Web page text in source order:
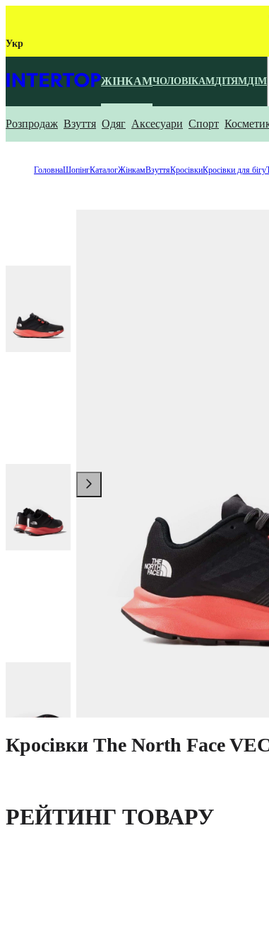
Укр
ЖІНКАМЧОЛОВІКАМДІТЯМДІМ
Розпродаж Взуття Одяг Аксесуари Спорт
ГоловнаШопінгКаталогЖінкамВзуттяКросівкиКросівки для бігу
Кросівки The North Face
РЕЙТИНГ ТОВАРУ